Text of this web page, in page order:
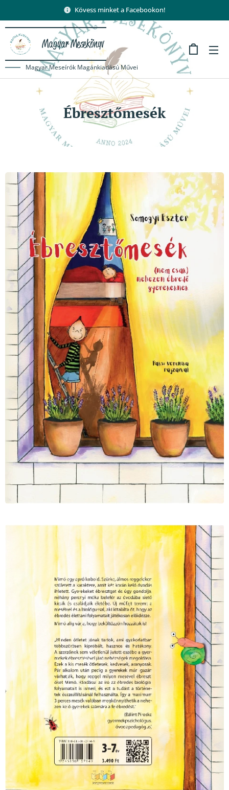
Kövess minket a Facebookon!
Magyar Mesekönyv
Magyar Meseírók Magánkiadású Művei
Ébresztőmesék